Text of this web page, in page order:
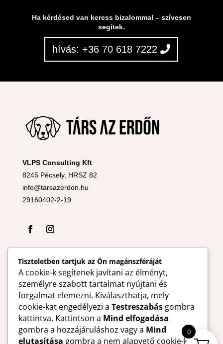
Ha kérdésed van keress bizalommal – szívesen
segítek.
hívás: +36 70 618 7222
VLPS Consulting Kft
8245 Pécsely, HRSZ 82
info@tarsazerdon.hu
29160402-2-19
Tiszteletben tartjuk az Ön magánszféráját
A cookie-k segítenek javítani az élményt,
személyre szabott tartalmat nyújtani és
forgalmat elemezni. Kiválaszthatja, mely
cookie-kat engedélyezi a Testreszabás gombra
kattintva. Kattintson a Mind elfogadása
gombra a hozzájáruláshoz vagy a Mind
elutasítása gombra a nem alapvető cookie-k
0